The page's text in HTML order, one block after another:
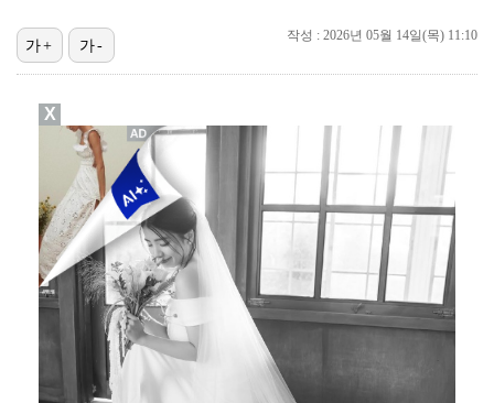
폭발까지 5분…안보현·정은채, 목숨 건 사투 시작(재벌…
진세연, 전속계약 종료…FA 시장 나왔다 [공식]
'1라운드 115위' 김민별, 2라운드 7타 줄이며 7…
이강인, 아틀레티코 마드리드 첫 훈련 진행…9일 맨시티…
작성 : 2026년 05월 14일(목) 11:10
가+ 가-
X